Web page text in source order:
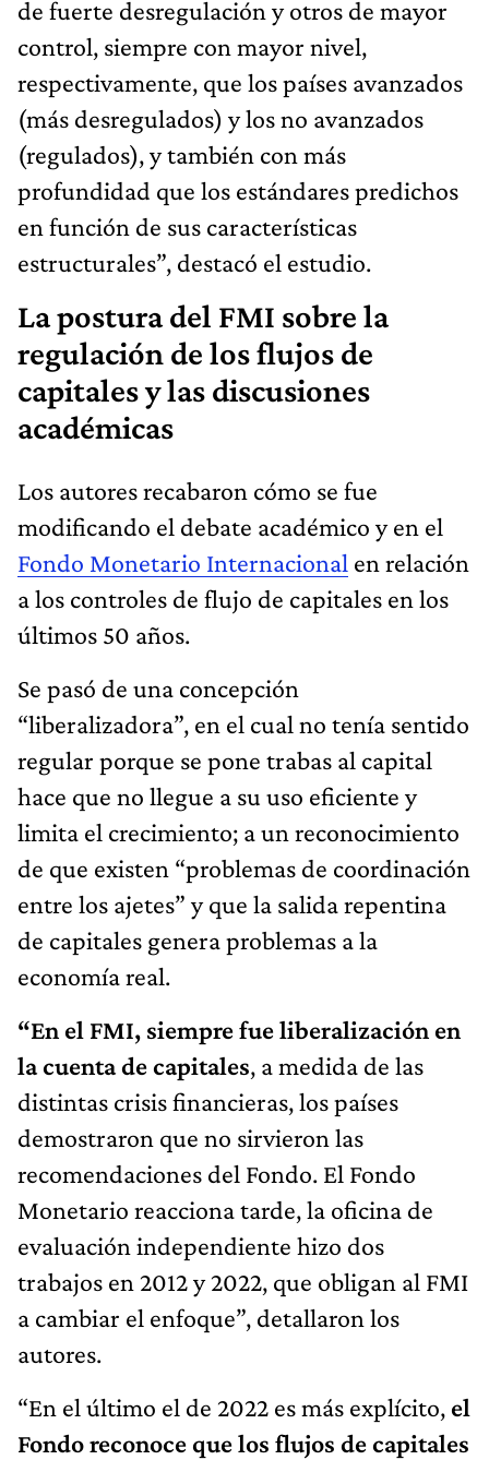
de fuerte desregulación y otros de mayor
control, siempre con mayor nivel,
respectivamente, que los países avanzados
(más desregulados) y los no avanzados
(regulados), y también con más
profundidad que los estándares predichos
en función de sus características
estructurales”, destacó el estudio.
La postura del FMI sobre la
regulación de los flujos de
capitales y las discusiones
académicas
Los autores recabaron cómo se fue
modificando el debate académico y en el
Fondo Monetario Internacional en relación
a los controles de flujo de capitales en los
últimos 50 años.
Se pasó de una concepción
“liberalizadora”, en el cual no tenía sentido
regular porque se pone trabas al capital
hace que no llegue a su uso eficiente y
limita el crecimiento; a un reconocimiento
de que existen “problemas de coordinación
entre los ajetes” y que la salida repentina
de capitales genera problemas a la
economía real.
“En el FMI, siempre fue liberalización en
la cuenta de capitales, a medida de las
distintas crisis financieras, los países
demostraron que no sirvieron las
recomendaciones del Fondo. El Fondo
Monetario reacciona tarde, la oficina de
evaluación independiente hizo dos
trabajos en 2012 y 2022, que obligan al FMI
a cambiar el enfoque”, detallaron los
autores.
“En el último el de 2022 es más explícito, el
Fondo reconoce que los flujos de capitales